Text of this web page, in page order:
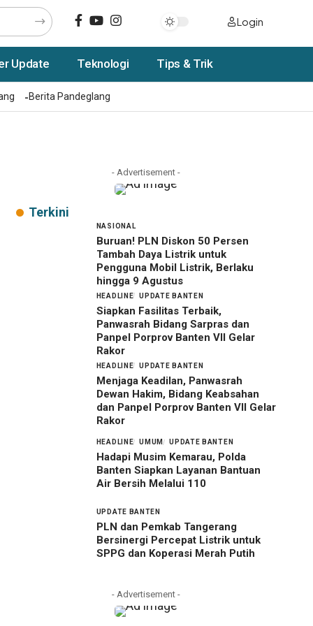
Login
Update Teknologi Tips & Trik
Berita Pandeglang
- Advertisement -
Terkini
NASIONAL
Buruan! PLN Diskon 50 Persen
Tambah Daya Listrik untuk
Pengguna Mobil Listrik, Berlaku
hingga 9 Agustus
HEADLINE UPDATE BANTEN
Siapkan Fasilitas Terbaik,
Panwasrah Bidang Sarpras dan
Panpel Porprov Banten VII Gelar
Rakor
HEADLINE UPDATE BANTEN
Menjaga Keadilan, Panwasrah
Dewan Hakim, Bidang Keabsahan
dan Panpel Porprov Banten VII Gelar
Rakor
HEADLINE UMUM UPDATE BANTEN
Hadapi Musim Kemarau, Polda
Banten Siapkan Layanan Bantuan
Air Bersih Melalui 110
UPDATE BANTEN
PLN dan Pemkab Tangerang
Bersinergi Percepat Listrik untuk
SPPG dan Koperasi Merah Putih
- Advertisement -